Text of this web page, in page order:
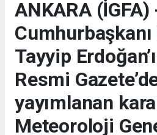
ANKARA (İGFA)
Tayyip
Resmi
yayımlanan
Meteoroloji